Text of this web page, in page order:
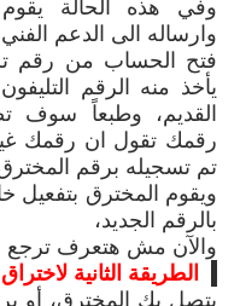
وفي هذه الحالة
وارساله الى الدعم
فتح الحساب من رقم
يأخذ منه الرقم
القديم، وطبعاً
رقمك تقول ان رقمك
تم تسجيله برقم
ويقوم المخترق بتفعيل
بالرقم الجديد،
والآن مش هتعرف ترجع
الطريقة الثانية
يتصل بك المخترق،